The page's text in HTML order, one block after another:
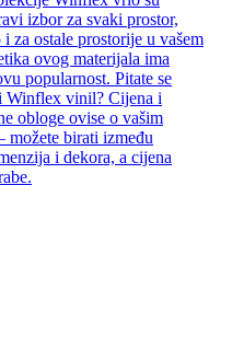
izbor za svaki prostor,
za ostale prostorije u vašem
ovog materijala ima
popularnost. Pitate se
Winflex vinil? Cijena i
obloge ovise o vašim
možete birati između
i dekora, a cijena